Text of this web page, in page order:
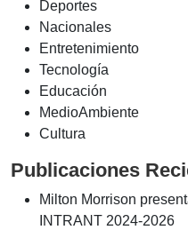
Deportes
Nacionales
Entretenimiento
Tecnología
Educación
MedioAmbiente
Cultura
Publicaciones
Milton Morrison
INTRANT 2024-2026